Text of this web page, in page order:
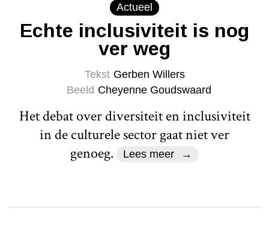
Actueel
Echte inclusiviteit is nog
ver weg
Tekst Gerben Willers
Beeld Cheyenne Goudswaard
Het debat over diversiteit en inclusiviteit
in de culturele sector gaat niet ver
genoeg.
Lees meer